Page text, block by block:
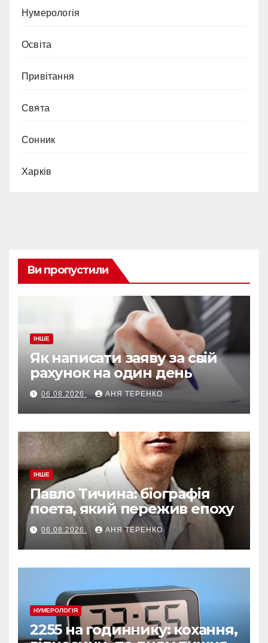
Нумерологія
Освіта
Привітання
Свята
Сонник
Харків
Ви пропустили
ІНШЕ
Як написати заяву за свій
рахунок на один день
06.08.2026 АНЯ ТЕРЕНКО
ІНШЕ
Павло Тичина: біографія
поета, який пережив епоху
06.08.2026 АНЯ ТЕРЕНКО
НУМЕРОЛОГІЯ
2255 на годиннику: кохання,